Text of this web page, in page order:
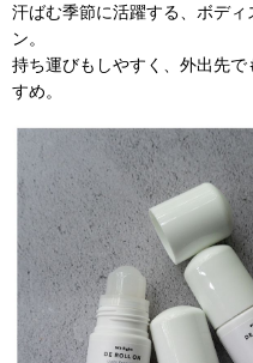
汗ばむ季節に活躍する、ボデ
ン。
持ち運びもしやすく、外出先
すめ。